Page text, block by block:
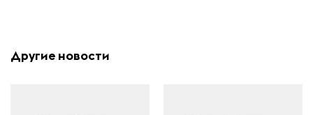
Другие новости